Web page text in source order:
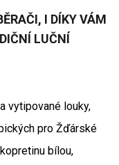
I DÍKY VÁM
LUČNÍ
vytipované louky,
pro Žďárské
bílou,